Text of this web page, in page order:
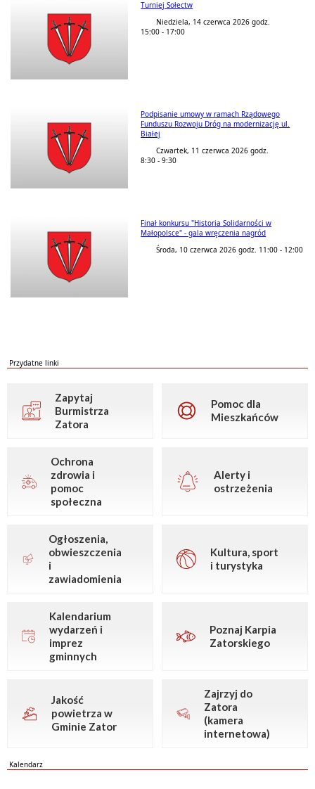
Turniej Sołectw
Niedziela, 14 czerwca 2026 godz.
15:00 - 17:00
Podpisanie umowy w ramach Rządowego
Funduszu Rozwoju Dróg na modernizację ul.
Białej
Czwartek, 11 czerwca 2026 godz.
8:30 - 9:30
Finał konkursu "Historia Solidarności w
Małopolsce" - gala wręczenia nagród
Środa, 10 czerwca 2026 godz. 11:00 - 12:00
Przydatne linki
Zapytaj
Burmistrza
Zatora
Pomoc dla
Mieszkańców
Ochrona
zdrowia i
pomoc
społeczna
Alerty i
ostrzeżenia
Ogłoszenia,
obwieszczenia
i
zawiadomienia
Kultura, sport
i turystyka
Kalendarium
wydarzeń i
imprez
gminnych
Poznaj Karpia
Zatorskiego
Jakość
powietrza w
Gminie Zator
Zajrzyj do
Zatora
(kamera
internetowa)
Kalendarz